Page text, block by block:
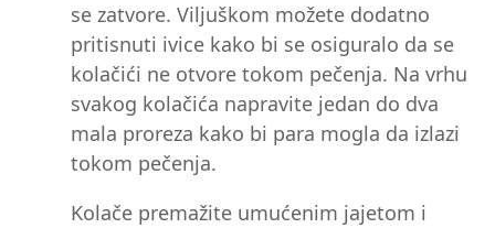
se zatvore. Viljuškom možete dodatno
pritisnuti ivice kako bi se osiguralo da se
kolačići ne otvore tokom pečenja. Na vrhu
svakog kolačića napravite jedan do dva
mala proreza kako bi para mogla da izlazi
tokom pečenja.
Kolače premažite umućenim jajetom i